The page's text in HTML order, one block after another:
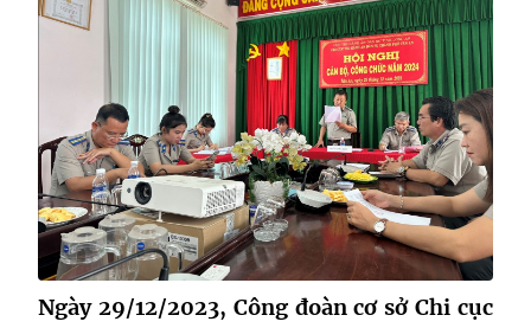
Ngày 29/12/2023, Công đoàn cơ sở Chi cục